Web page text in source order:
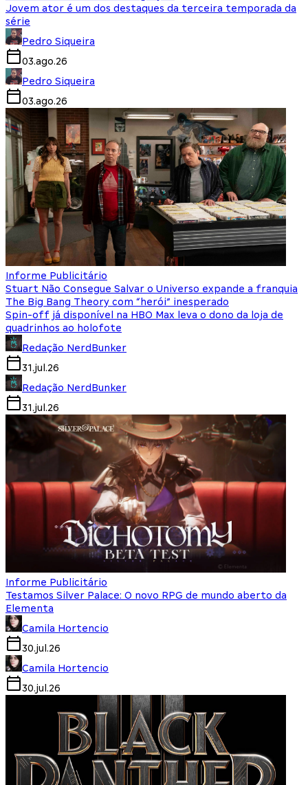
Jovem ator é um dos destaques da terceira temporada da
série
Pedro Siqueira
03.ago.26
Pedro Siqueira
03.ago.26
Informe Publicitário
Stuart Não Consegue Salvar o Universo expande a franquia
The Big Bang Theory com “herói” inesperado
Spin-off já disponível na HBO Max leva o dono da loja de
quadrinhos ao holofote
Redação NerdBunker
31.jul.26
Redação NerdBunker
31.jul.26
Informe Publicitário
Testamos Silver Palace: O novo RPG de mundo aberto da
Elementa
Camila Hortencio
30.jul.26
Camila Hortencio
30.jul.26